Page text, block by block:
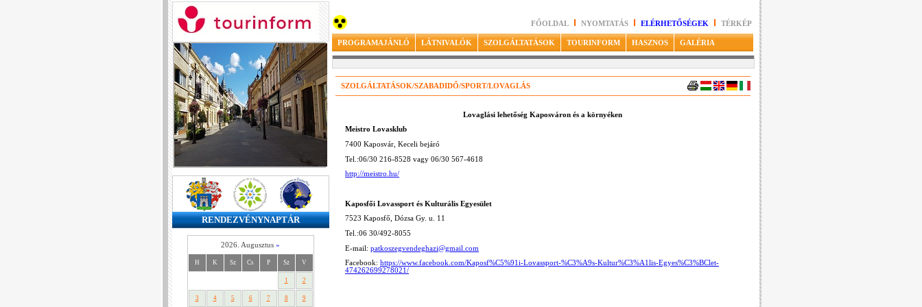
RENDEZVÉNYNAPTÁR
2026. Augusztus »
H K Sz Cs P Sz V
1 2
3 4 5 6 7 8 9
FŐOLDAL NYOMTATÁS ELÉRHETŐSÉGEK TÉRKÉP
PROGRAMAJÁNLÓ LÁTNIVALÓK SZOLGÁLTATÁSOK TOURINFORM HASZNOS GALÉRIA
SZOLGÁLTATÁSOK/SZABADIDŐ/SPORT/LOVAGLÁS
Lovaglási lehetőség Kaposváron és a környéken
Meistro Lovasklub
7400 Kaposvár, Keceli bejáró
Tel.:06/30 216-8528 vagy 06/30 567-4618
http://meistro.hu/
Kaposfői Lovassport és Kulturális Egyesület
7523 Kaposfő, Dózsa Gy. u. 11
Tel.:06 30/492-8055
E-mail: patkoszegvendeghazi@gmail.com
Facebook: https://www.facebook.com/Kaposf%C5%91i-Lovassport-%C3%A9s-Kultur%C3%A1lis-Egyes%C3%BClet-
474262699278021/